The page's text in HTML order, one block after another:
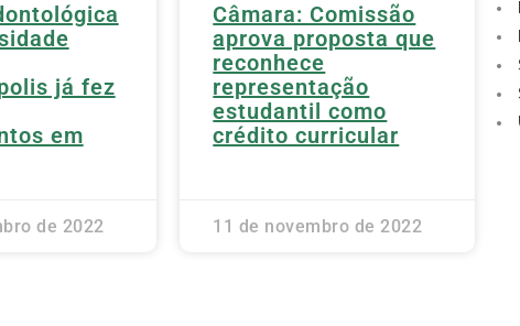
já fez
em
de 2022
Câmara: Comissão
aprova proposta que
reconhece
representação
estudantil como
crédito curricular
11 de novembro de 2022